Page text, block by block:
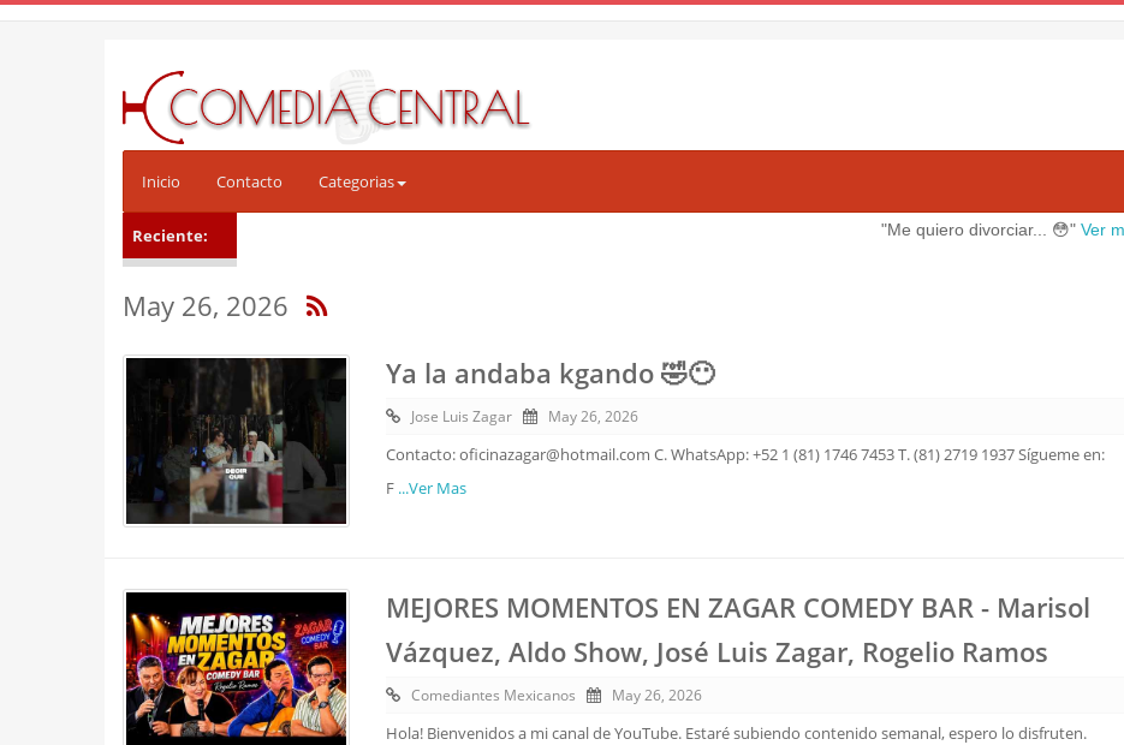
Inicio Contacto Categorias
Reciente: "Me quiero divorciar... 😳" Ver mas
May 26, 2026
Ya la andaba kgando 🤣😶
Jose Luis Zagar May 26, 2026
Contacto: oficinazagar@hotmail.com C. WhatsApp: +52 1 (81) 1746 7453 T. (81) 2719 1937 Sígueme en:
F ...Ver Mas
MEJORES MOMENTOS EN ZAGAR COMEDY BAR - Marisol
Vázquez, Aldo Show, José Luis Zagar, Rogelio Ramos
Comediantes Mexicanos May 26, 2026
Hola! Bienvenidos a mi canal de YouTube. Estaré subiendo contenido semanal, espero lo disfruten.